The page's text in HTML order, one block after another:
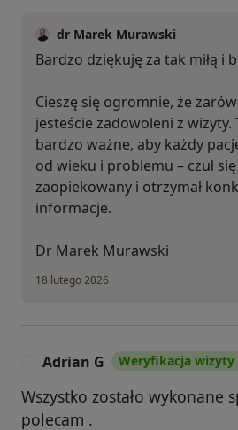
dr Marek Murawski
Bardzo dziękuję za tak miłą i
Cieszę się ogromnie, że
jesteście zadowoleni z wizyty.
bardzo ważne, aby każdy
od wieku i problemu – czuł się
zaopiekowany i otrzymał
informacje.
Dr Marek Murawski
18 lutego 2026
Adrian G Weryfikacja wizyty
Wszystko zostało wykonane
polecam .